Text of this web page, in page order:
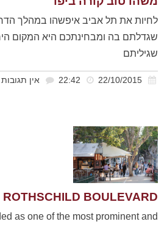
לחיות את תל אביב איפשהו במהלך
שגדלתם בה ומבחינתכם היא המקום
שגיליתם
אין תגובות
ROTHSCHILD BOULEVARD
as one of the most prominent and